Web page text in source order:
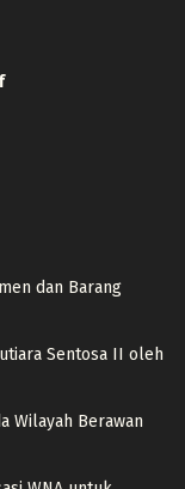
dan Barang
Sentosa II oleh
Wilayah Berawan